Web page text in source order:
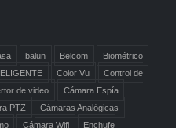
balun Belcom
Biométrico
Color Vu
Control de
de video
Cámara Espía
PTZ
Cámaras Analógicas
Cámara Wifi
Enchufe